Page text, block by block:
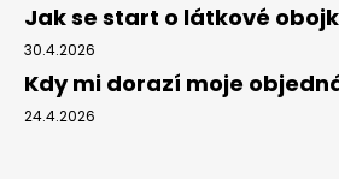
Jak se start o látkové
30.4.2026
Kdy mi dorazí moje
24.4.2026